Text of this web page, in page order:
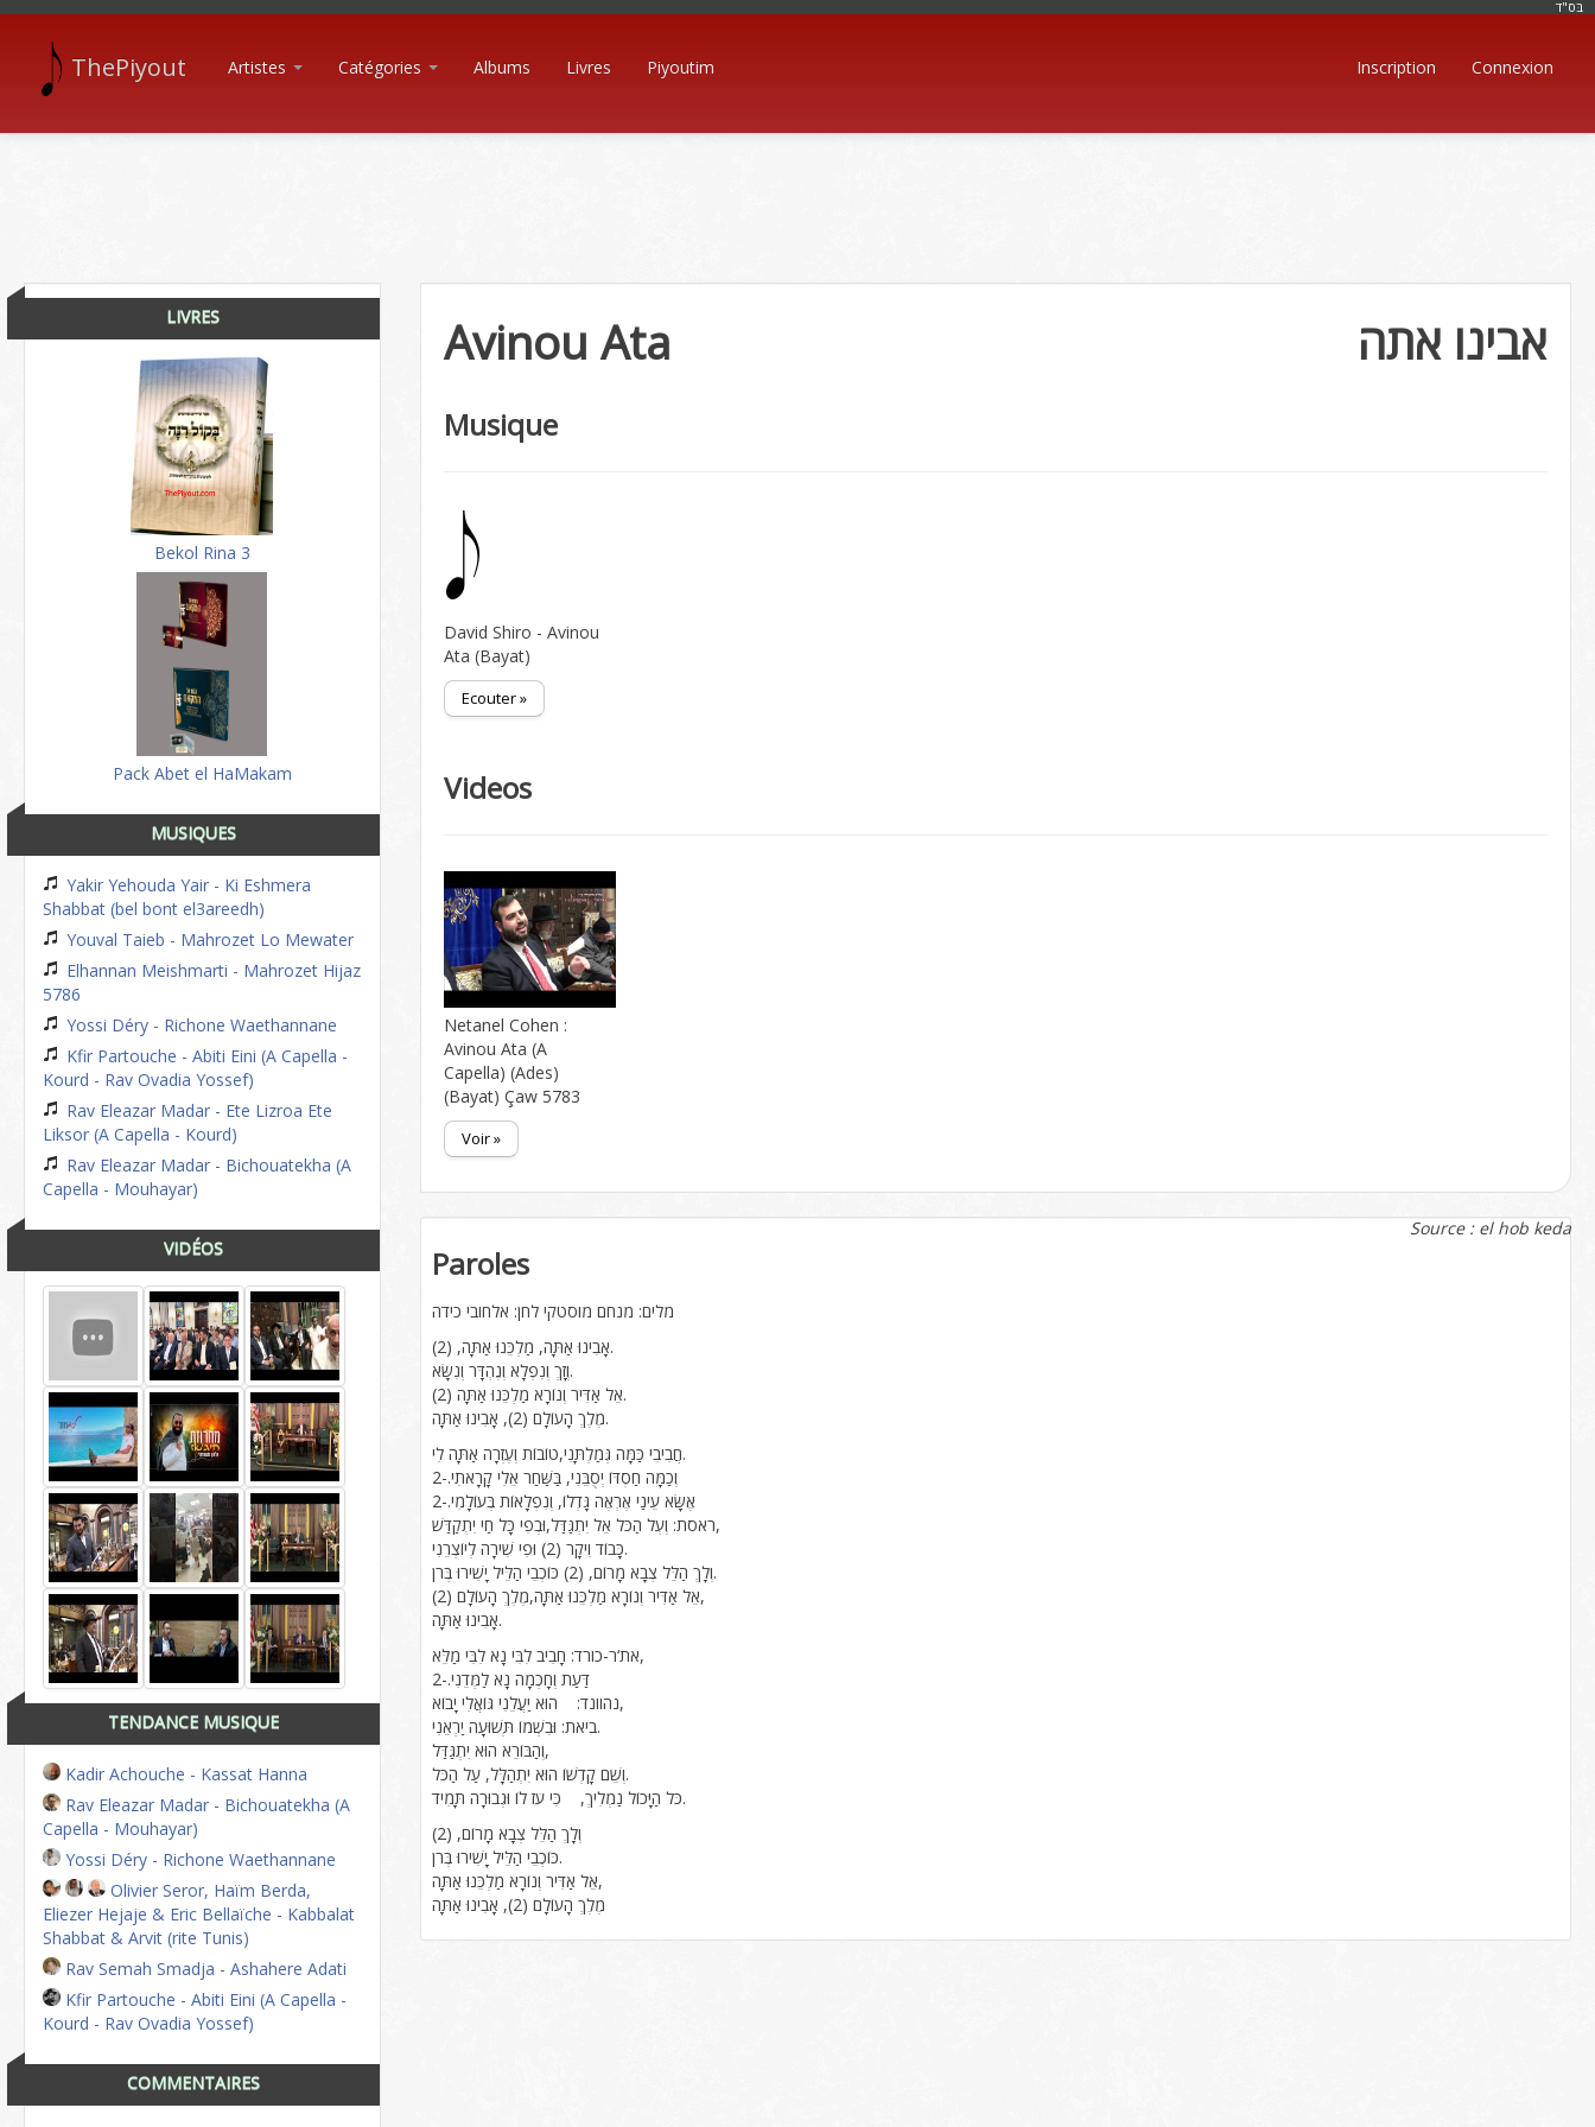
בּס"ד
ThePiyout Artistes Catégories Albums Livres Piyoutim Inscription Connexion
LIVRES
Bekol Rina 3
Pack Abet el HaMakam
MUSIQUES
Yakir Yehouda Yair - Ki Eshmera
Shabbat (bel bont el3areedh)
Youval Taieb - Mahrozet Lo Mewater
Elhannan Meishmarti - Mahrozet Hijaz
5786
Yossi Déry - Richone Waethannane
Kfir Partouche - Abiti Eini (A Capella -
Kourd - Rav Ovadia Yossef)
Rav Eleazar Madar - Ete Lizroa Ete
Liksor (A Capella - Kourd)
Rav Eleazar Madar - Bichouatekha (A
Capella - Mouhayar)
VIDÉOS
TENDANCE MUSIQUE
Kadir Achouche - Kassat Hanna
Rav Eleazar Madar - Bichouatekha (A
Capella - Mouhayar)
Yossi Déry - Richone Waethannane
Olivier Seror, Haïm Berda,
Eliezer Hejaje & Eric Bellaïche - Kabbalat
Shabbat & Arvit (rite Tunis)
Rav Semah Smadja - Ashahere Adati
Kfir Partouche - Abiti Eini (A Capella -
Kourd - Rav Ovadia Yossef)
COMMENTAIRES
Avinou Ata אבינו אתה
Musique
David Shiro - Avinou
Ata (Bayat)
Ecouter »
Videos
Netanel Cohen :
Avinou Ata (A
Capella) (Ades)
(Bayat) Çaw 5783
Voir »
Source : el hob keda
Paroles
מלים: מנחם מוסטקי לחן: אלחובי כידה
אָבִינוּ אַתָּה, מַלְכֵּנוּ אַתָּה, (2).
וְזָךְ וְנִפְלָא וְנֶהְדָּר וְנִשָּׂא.
אֵל אַדִּיר וְנוֹרָא מַלְכֵּנוּ אַתָּה (2).
מֶלֶךְ הָעוֹלָם (2), אָבִינוּ אַתָּה.
חֲבִיבִי כַּמָּה גְּמַלְתָּנִי,טוֹבוֹת וְעֶזְרָה אַתָּה לִי.
וְכַמָּה חַסְדּוֹ יְסֻבֵּנִי, בַּשַּׁחַר אֵלִי קָרָאתִי.-2
אֶשָּׂא עֵינַי אֶרְאֶה גָּדְלוֹ, וְנִפְלָאוֹת בְּעוֹלָמִי.-2
ראסת: וְעְל הַכֹּל אֵל יִתְגַּדַּל,וּבְפִי כָּל חַי יִתְקַדַּשׁ,
כָּבוֹד וִיקָר (2) וּפִי שִׁירָה לְיוֹצְרֵנִי.
וְלָךְ הַלֵּל צְבָא מָרוֹם, (2) כּוֹכְבֵי הַלֵּיל יָשִׁירוּ בְּרֹן.
אֵל אַדִּיר וְנוֹרָא מַלְכֵּנוּ אַתָּה,מֶלֶךְ הָעוֹלָם (2),
אָבִינוּ אַתָּה.
את‘ר-כורד: חָבִיב לִבִּי נָא לִבִּי מַלֵּא,
דַּעַת וְחָכְמָה נָא לַמְּדֵנִי.-2
נהוונד: הוּא יַעֲלֵנִי גּוֹאֲלִי יָבוֹא,
ביאת: וּבִשְׁמוֹ תְּשׁוּעָה יַרְאֵנִי.
וְהַבּוֹרֵא הוּא יִתְגַּדַּל,
וְשֵׁם קָדְשׁוֹ הוּא יִתְהַלָּל, עַל הַכֹּל.
כֹּל הַיָּכוֹל נַמְלִיךְ, כִּי עֹז לוֹ וּגְבוּרָה תָּמִיד.
כּוֹכְבֵי הַלֵּיל יָשִׁירוּ בְּרֹן.
אֵל אַדִּיר וְנוֹרָא מַלְכֵּנוּ אַתָּה,
מֶלֶךְ הָעוֹלָם (2), אָבִינוּ אַתָּה